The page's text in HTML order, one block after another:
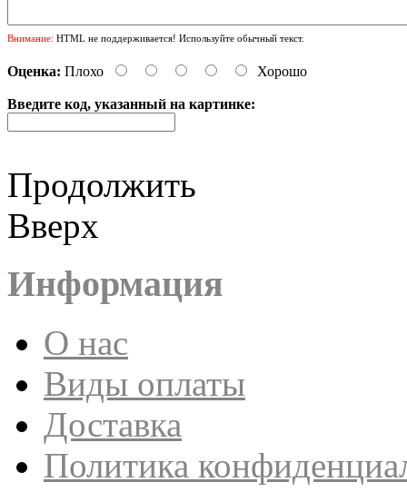
Внимание: HTML не поддерживается! Используйте обычный текст.
Оценка: Плохо Хорошо
Введите код, указанный на картинке:
Продолжить
Вверх
Информация
О нас
Виды оплаты
Доставка
Политика